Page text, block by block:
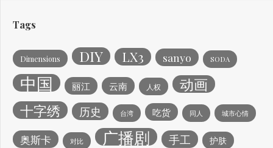
Tags
Dimensions DIY LX3 sanyo SODA
中国 丽江 云南 人权 动画
十字绣 历史 台湾 吃货 同人 城市心情
奥斯卡 对比 广播剧 手工 护肤